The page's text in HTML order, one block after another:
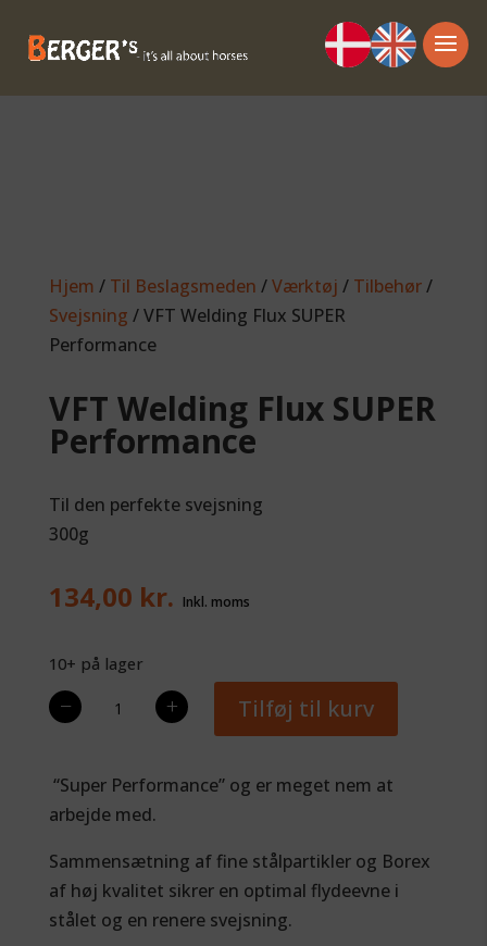
Hjem / Til Beslagsmeden /Værktøj / Tilbehør/
Svejsning / VFT Welding Flux SUPER
Performance
VFT Welding Flux SUPER
Performance
Til den perfekte svejsning
300g
134,00 kr.
10+ på lager
−
Welding
SUPER
Performance
+ Tilføj til kurv
“Super Performance” og er meget nem at
arbejde med.
Sammensætning af fine stålpartikler og Borex
af høj kvalitet sikrer en optimal flydeevne i
stålet og en renere svejsning.